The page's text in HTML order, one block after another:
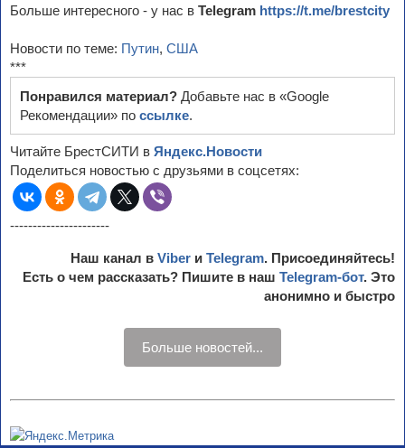
Больше интересного - у нас в Telegram https://t.me/brestcity
Новости по теме: Путин, США
***
Понравился материал? Добавьте нас в «Google
Рекомендации» по ссылке.
Читайте БрестСИТИ в Яндекс.Новости
Поделиться новостью с друзьями в соцсетях:
----------------------
Наш канал в Viber и Telegram. Присоединяйтесь!
Есть о чем рассказать? Пишите в наш Telegram-бот. Это
анонимно и быстро
Больше новостей...